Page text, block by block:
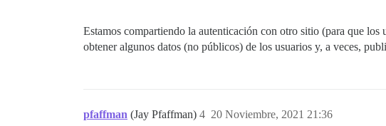
Estamos compartiendo la autenticación con otro sitio (para que
obtener algunos datos (no públicos) de los usuarios y, a veces,
pfaffman (Jay Pfaffman) 20 Noviembre, 2021 21:36
4